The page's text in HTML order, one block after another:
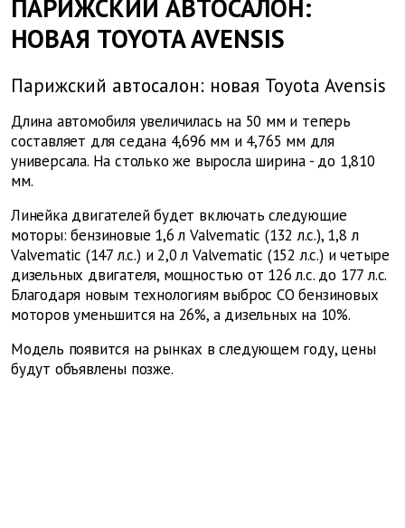
ПАРИЖСКИЙ АВТОСАЛОН:
НОВАЯ TOYOTA AVENSIS
Парижский автосалон: новая Toyota Avensis
Длина автомобиля увеличилась на 50 мм и теперь
составляет для седана 4,696 мм и 4,765 мм для
универсала. На столько же выросла ширина - до 1,810
мм.
Линейка двигателей будет включать следующие
моторы: бензиновые 1,6 л Valvematic (132 л.с.), 1,8 л
Valvematic (147 л.с.) и 2,0 л Valvematic (152 л.с.) и четыре
дизельных двигателя, мощностью от 126 л.с. до 177 л.с.
Благодаря новым технологиям выброс СО бензиновых
моторов уменьшится на 26%, а дизельных на 10%.
Модель появится на рынках в следующем году, цены
будут объявлены позже.